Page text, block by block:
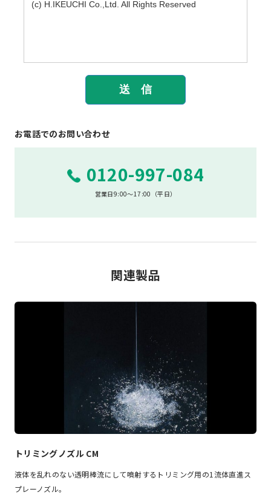
お電話でのお問い合わせ
0120-997-084
営業日9:00～17:00（平日）
関連製品
トリミングノズル CM
液体を乱れのない透明棒流にして噴射するトリミング用の1流体直進ス
プレーノズル。